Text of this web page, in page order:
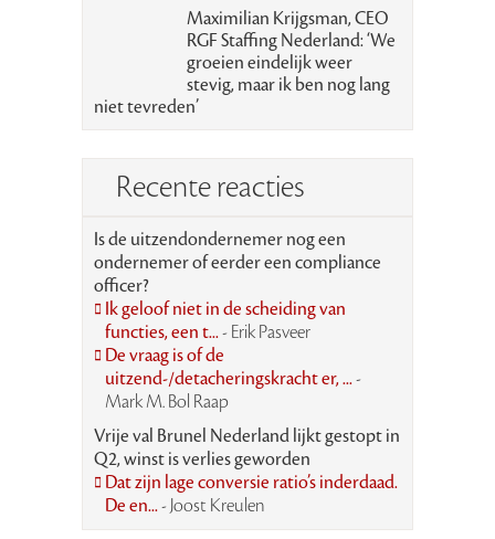
Maximilian Krijgsman, CEO
RGF Staffing Nederland: ‘We
groeien eindelijk weer
stevig, maar ik ben nog lang
niet tevreden’
Recente reacties
Is de uitzendondernemer nog een
ondernemer of eerder een compliance
officer?
Ik geloof niet in de scheiding van
functies, een t...- Erik Pasveer
De vraag is of de
uitzend-/detacheringskracht er, ...-
Mark M. Bol Raap
Vrije val Brunel Nederland lijkt gestopt in
Q2, winst is verlies geworden
Dat zijn lage conversie ratio’s inderdaad.
De en...- Joost Kreulen